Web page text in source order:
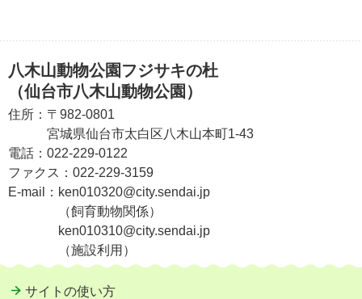
八木山動物公園フジサキの杜
（仙台市八木山動物公園）
住所： 〒982-0801
宮城県仙台市太白区八木山本町1-43
電話： 022-229-0122
ファクス： 022-229-3159
E-mail： ken010320@city.sendai.jp
（飼育動物関係）
ken010310@city.sendai.jp
（施設利用）
サイトの使い方